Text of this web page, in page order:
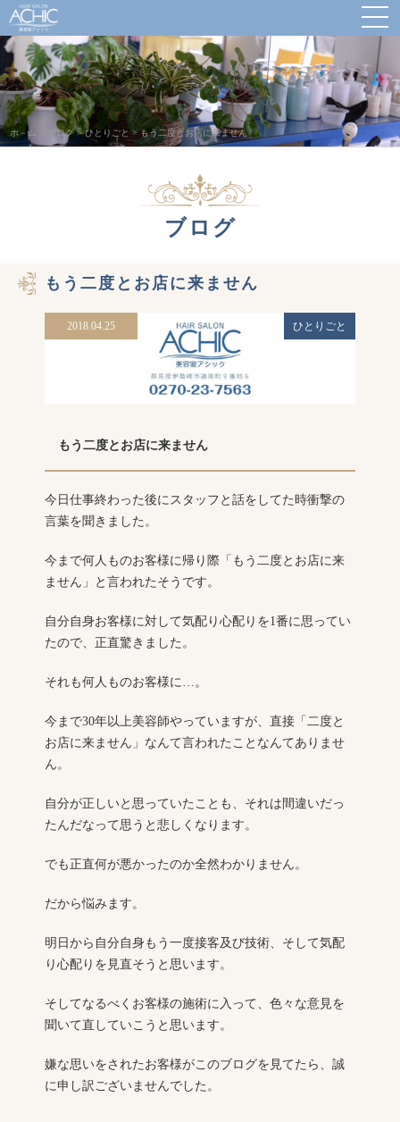
ホ－ム ブログ>ひとりごと >もう二度とお店に来ません
ブログ
もう二度とお店に来ません
2018.04.25 ひとりごと
もう二度とお店に来ません
今日仕事終わった後にスタッフと話をしてた時衝撃の
言葉を聞きました。
今まで何人ものお客様に帰り際「もう二度とお店に来
ません」と言われたそうです。
自分自身お客様に対して気配り心配りを1番に思ってい
たので、正直驚きました。
それも何人ものお客様に…。
今まで30年以上美容師やっていますが、直接「二度と
お店に来ません」なんて言われたことなんてありませ
ん。
自分が正しいと思っていたことも、それは間違いだっ
たんだなって思うと悲しくなります。
でも正直何が悪かったのか全然わかりません。
だから悩みます。
明日から自分自身もう一度接客及び技術、そして気配
り心配りを見直そうと思います。
そしてなるべくお客様の施術に入って、色々な意見を
聞いて直していこうと思います。
嫌な思いをされたお客様がこのブログを見てたら、誠
に申し訳ございませんでした。